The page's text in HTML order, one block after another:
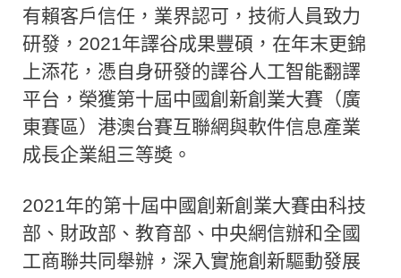
有賴客戶信任，業界認可，技術人員致力
研發，2021年譯谷成果豐碩，在年末更錦
上添花，憑自身研發的譯谷人工智能翻譯
平台，榮獲第十屆中國創新創業大賽（廣
東賽區）港澳台賽互聯網與軟件信息產業
成長企業組三等奬。
2021年的第十屆中國創新創業大賽由科技
部、財政部、教育部、中央網信辦和全國
工商聯共同舉辦，深入實施創新驅動發展